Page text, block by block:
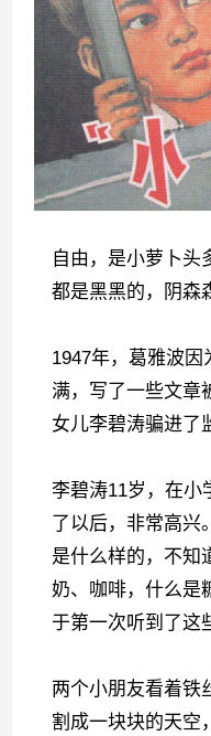
自由，是小萝卜头
都是黑黑的，阴森
1947年，葛雅波
满，写了一些文章
女儿李碧涛骗进了
李碧涛11岁，在小
了以后，非常高
是什么样的，不知
奶、咖啡，什么是
于第一次听到了这
两个小朋友看着铁
割成一块块的天空